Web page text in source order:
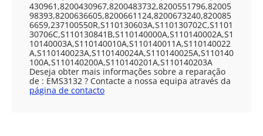
430961,8200430967,8200483732,8200551796,82005
98393,8200636605,8200661124,8200673240,820085
6659,237100550R,S110130603A,S110130702C,S1101
30706C,S110130841B,S110140000A,S110140002A,S1
10140003A,S110140010A,S110140011A,S110140022
A,S110140023A,S110140024A,S110140025A,S110140
100A,S110140200A,S110140201A,S110140203A
Deseja obter mais informações sobre a reparação
de : EMS3132 ? Contacte a nossa equipa através da
página de contacto